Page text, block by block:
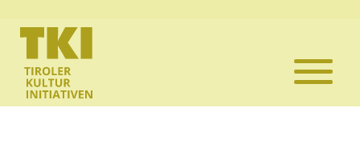
Die TKI
Mitglieder